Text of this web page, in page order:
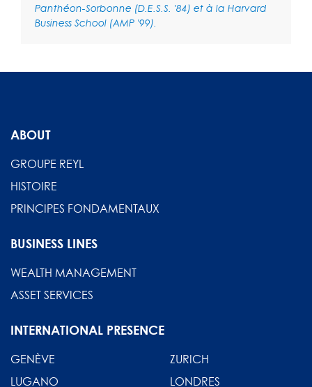
Panthéon-Sorbonne (D.E.S.S. '84) et à la Harvard
Business School (AMP '99).
ABOUT
GROUPE REYL
HISTOIRE
PRINCIPES FONDAMENTAUX
BUSINESS LINES
WEALTH MANAGEMENT
ASSET SERVICES
INTERNATIONAL PRESENCE
GENÈVE
ZURICH
LUGANO
LONDRES